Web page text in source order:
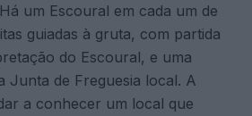
um Escoural em cada um de
guiadas à gruta, com partida
do Escoural, e uma
Junta de Freguesia local. A
a conhecer um local que